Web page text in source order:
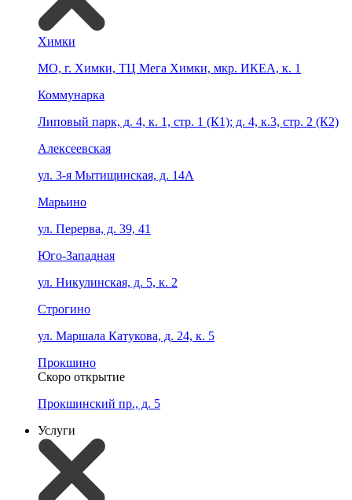
Химки
МО, г. Химки, ТЦ Мега Химки, мкр. ИКЕА, к. 1
Коммунарка
Липовый парк, д. 4, к. 1, стр. 1 (К1); д. 4, к.3, стр. 2 (К2)
Алексеевская
ул. 3-я Мытищинская, д. 14А
Марьино
ул. Перерва, д. 39, 41
Юго-Западная
ул. Никулинская, д. 5, к. 2
Строгино
ул. Маршала Катукова, д. 24, к. 5
Прокшино
Скоро открытие
Прокшинский пр., д. 5
Услуги